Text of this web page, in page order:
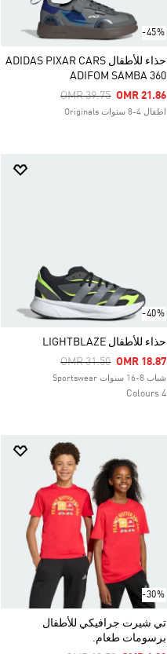
-45%
حذاء للأطفال ADIDAS PIXAR CARS
ADIFOM SAMBA 360
Price Reduced From
OMR 39.75ToOMR 21.86
اطفال 4-8 سنوات Originals
-40%
حذاء للأطفال LIGHTBLAZE
Price Reduced From
OMR 31.50ToOMR 18.87
شباب 8-16 سنوات Sportswear
4 Colours
-30%
تي شيرت جرافيكي للأطفال
برسومات طعام.